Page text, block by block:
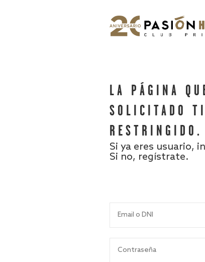
LA PÁGINA
SOLICITADO
RESTRINGIDO.
Si ya eres usuario,
Si no, regístrate.